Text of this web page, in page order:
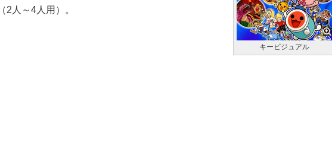
キービジュアル
2人～4人用）。